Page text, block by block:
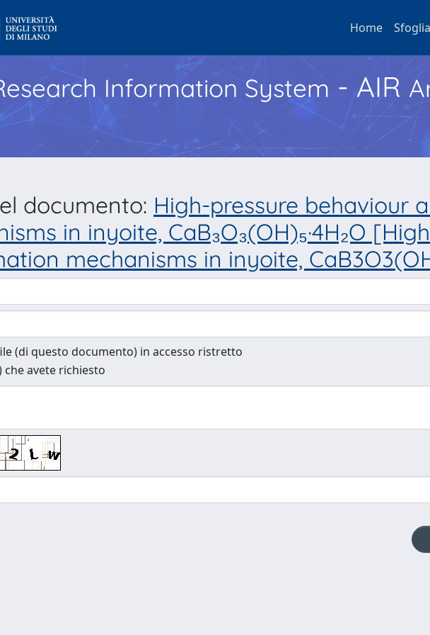
Home Sfoglia
Information System - AIR
documento: High-pressure behaviour
in inyoite, CaB₃O₃(OH)₅·4H₂O
mechanisms in inyoite,
(di questo documento) in accesso ristretto
che avete richiesto